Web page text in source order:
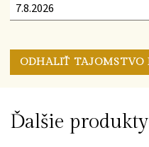
Ďalšie produkty